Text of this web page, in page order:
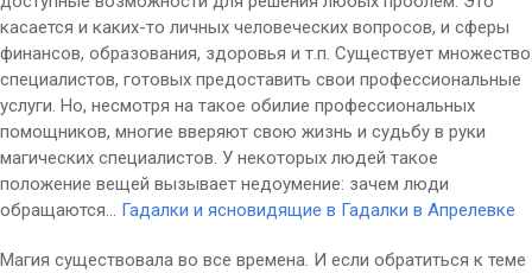
касается и каких-то личных человеческих вопросов, и сферы
финансов, образования, здоровья и т.п. Существует множество
специалистов, готовых предоставить свои профессиональные
услуги. Но, несмотря на такое обилие профессиональных
помощников, многие вверяют свою жизнь и судьбу в руки
магических специалистов. У некоторых людей такое
положение вещей вызывает недоумение: зачем люди
обращаются... Гадалки и ясновидящие в Гадалки в Апрелевке
Магия существовала во все времена. И если обратиться к теме